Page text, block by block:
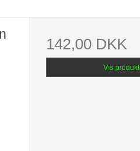
142,00 DKK
Vis produkt